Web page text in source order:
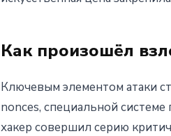
Как произошёл
Ключевым элементом атаки
nonces, специальной
хакер совершил серию